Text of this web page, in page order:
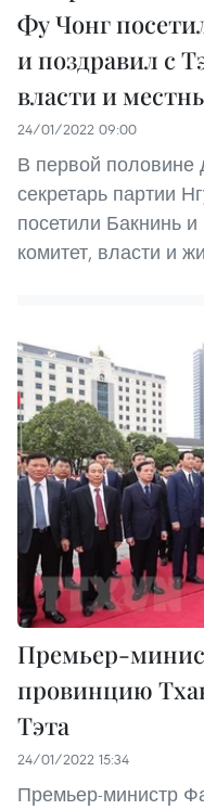
Фу Чонг
и поздравил с
власти и
24/01/2022 09:00
В первой половине
секретарь партии
посетили Бакнинь
комитет, власти и
Премьер-
провинцию
Тэта
24/01/2022 15:34
Премьер-министр